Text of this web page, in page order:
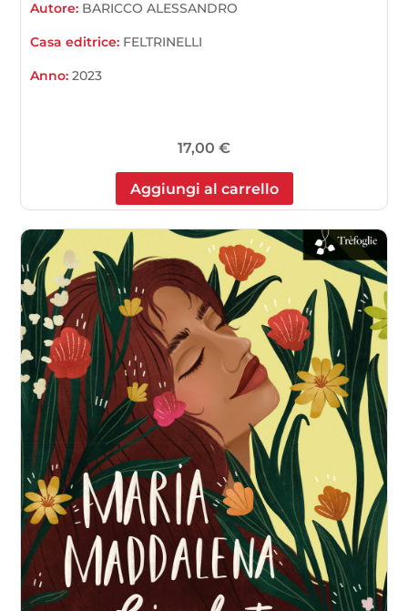
Autore: BARICCO ALESSANDRO
Casa editrice: FELTRINELLI
Anno:2023
17,00 €
Aggiungi al carrello